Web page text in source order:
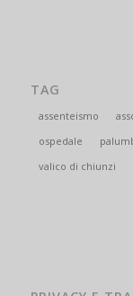
TAG
assenteismo
ospedale
valico di chiunzi